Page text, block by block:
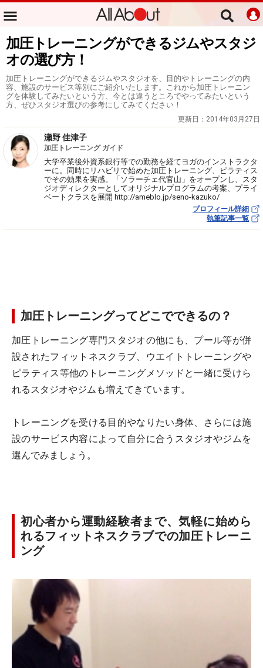
加圧トレーニングができるジムやスタジ
オの選び方！
加圧トレーニングができるジムやスタジオを、目的やトレーニングの内
容、施設のサービス等別にご紹介いたします。これから加圧トレーニン
グを体験してみたいという方、今とは違うところでやってみたいという
方、ぜひスタジオ選びの参考にしてみてください！
更新日： 2014年03月27日
瀬野 佳津子
加圧トレーニング ガイド
大学卒業後外資系銀行等での勤務を経てヨガのインストラクタ
ーに。同時にリハビリで始めた加圧トレーニング、ピラティス
でその効果を実感。「ソラーチェ代官山」をオープンし、スタ
ジオディレクターとしてオリジナルプログラムの考案、プライ
ベートクラスを展開 http://ameblo.jp/seno-kazuko/
プロフィール詳細
執筆記事一覧
加圧トレーニングってどこでできるの？
加圧トレーニング専門スタジオの他にも、プール等が併
設されたフィットネスクラブ、ウエイトトレーニングや
ピラティス等他のトレーニングメソッドと一緒に受けら
れるスタジオやジムも増えてきています。
トレーニングを受ける目的やなりたい身体、さらには施
設のサービス内容によって自分に合うスタジオやジムを
選んでみましょう。
初心者から運動経験者まで、気軽に始めら
れるフィットネスクラブでの加圧トレーニ
ング